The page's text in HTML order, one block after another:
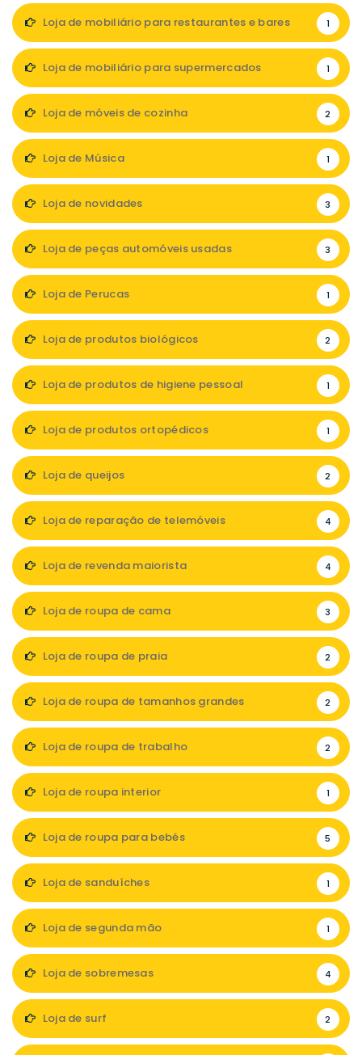
Loja de mobiliário para restaurantes e bares 1
Loja de mobiliário para supermercados 1
Loja de móveis de cozinha 2
Loja de Música 1
Loja de novidades 3
Loja de peças automóveis usadas 3
Loja de Perucas 1
Loja de produtos biológicos 2
Loja de produtos de higiene pessoal 1
Loja de produtos ortopédicos 1
Loja de queijos 2
Loja de reparação de telemóveis 4
Loja de revenda maiorista 4
Loja de roupa de cama 3
Loja de roupa de praia 2
Loja de roupa de tamanhos grandes 2
Loja de roupa de trabalho 2
Loja de roupa interior 1
Loja de roupa para bebés 5
Loja de sanduíches 1
Loja de segunda mão 1
Loja de sobremesas 4
Loja de surf 2